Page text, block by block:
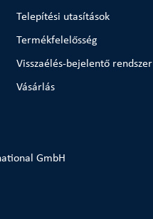
Telepítési utasítások
Termékfelelősség
Visszaélés-bejelentő rendszer
Vásárlás
GmbH